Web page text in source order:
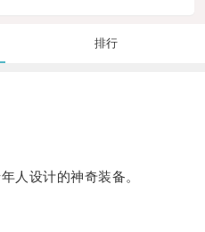
排行
设计的神奇装备。